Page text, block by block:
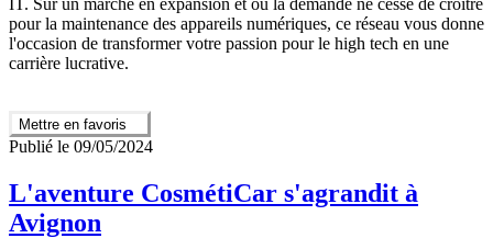
pour la maintenance des appareils numériques, ce réseau vous donne
l'occasion de transformer votre passion pour le high tech en une
carrière lucrative.
Mettre en favoris
Publié le 09/05/2024
L'aventure CosmétiCar s'agrandit à
Avignon